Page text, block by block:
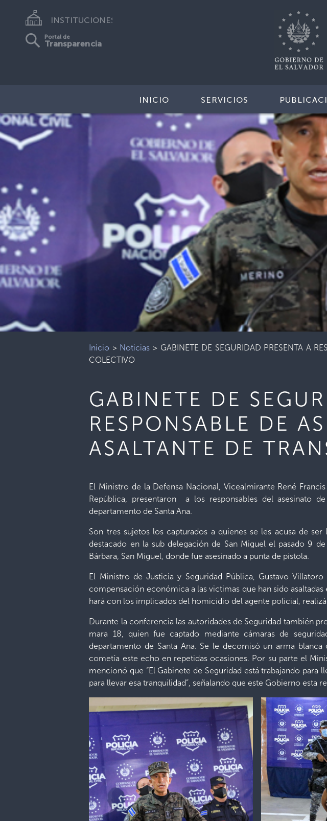
INSTITUCIONES
Portal de
Transparencia
INICIO SERVICIOS
Inicio > Noticias > GABINETE DE SEGURIDAD PRESENTA A
COLECTIVO
GABINETE DE
RESPONSABLE DE
ASALTANTE DE
El Ministro de la Defensa Nacional, Vicealmirante René
República, presentaron a los responsables del asesinato
departamento de Santa Ana.
Son tres sujetos los capturados a quienes se les acusa de
destacado en la sub delegación de San Miguel el pasado 9
Bárbara, San Miguel, donde fue asesinado a punta de pistola.
El Ministro de Justicia y Seguridad Pública, Gustavo
compensación económica a las victimas que han sido
hará con los implicados del homicidio del agente policial,
Durante la conferencia las autoridades de Seguridad también
mara 18, quien fue captado mediante cámaras de
departamento de Santa Ana. Se le decomisó un arma
cometía este echo en repetidas ocasiones. Por su parte el
mencionó que “El Gabinete de Seguridad está trabajando
para llevar esa tranquilidad”, señalando que este Gobierno esta